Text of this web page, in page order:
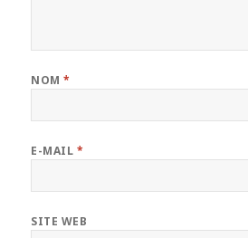
NOM*
E-MAIL *
SITE WEB